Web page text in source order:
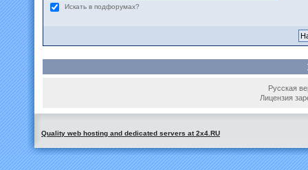
Искать в подфорумах?
Русская
Лицензия
Quality web hosting and dedicated servers at 2x4.RU